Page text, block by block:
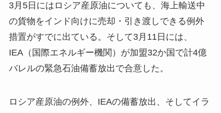
3月5日にはロシア産原油についても、海上輸送中
の貨物をインド向けに売却・引き渡しできる例外
措置がすでに出ている。そして3月11日には、
IEA（国際エネルギー機関）が加盟32か国で計4億
バレルの緊急石油備蓄放出で合意した。
ロシア産原油の例外、IEAの備蓄放出、そしてイラ